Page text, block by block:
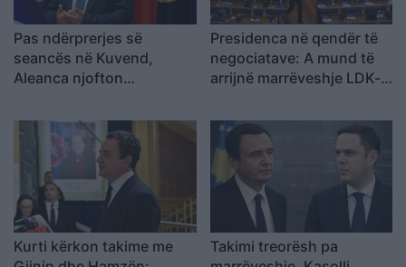
Pas ndërprerjes së
seancës në Kuvend,
Aleanca njofton
jashtëzakonshme
Presidenca në qendër të
negociatave: A mund të
arrijnë marrëveshje LDK-ja
Kurti kërkon takime me
Takimi treorësh pa